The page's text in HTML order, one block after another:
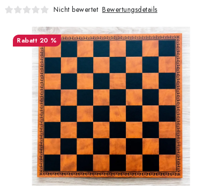
SCHACHUHREN
SCHACHBÜCHER
SCHACH-ANTIQUITÄTENLADEN
SCHACH ONLINE
SCHACH-MERCH
SCHACH GESCHENKE
GESCHÄFTSBEDINGUNGEN
Nicht bewertet Bewertungsdetails
20 %